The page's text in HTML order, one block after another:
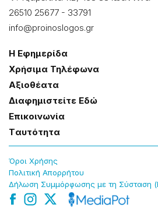
26510 25677 - 33791
info@proinoslogos.gr
Η Εφημερίδα
Χρήσɩμα Τηλέφωνα
Αξɩοθέατα
Δɩαφημɩστείτε Εδώ
Επɩκοɩνωνία
Tαυτότητα
Όροɩ Χρήσης
Πολɩτɩκή Απορρήτου
Δήλωση Συμμόρφωσης με τη Σύσταση